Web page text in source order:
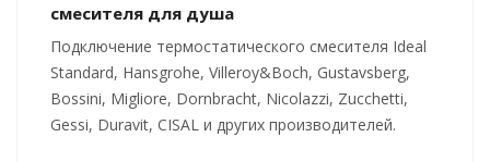
смесителя для душа
Подключение термостатического смесителя Ideal
Standard, Hansgrohe, Villeroy&Boch, Gustavsberg,
Bossini, Migliore, Dornbracht, Nicolazzi, Zucchetti,
Gessi, Duravit, CISAL и других производителей.